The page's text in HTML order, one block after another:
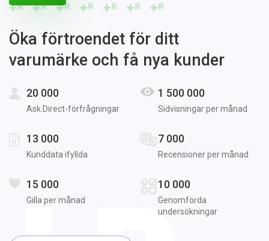
Öka förtroendet för ditt
varumärke och få nya kunder
20 000
Ask.Direct-förfrågningar
1 500 000
Sidvisningar per månad
13 000
Kunddata ifyllda
7 000
Recensioner per månad
15 000
Gilla per månad
10 000
Genomförda
undersökningar